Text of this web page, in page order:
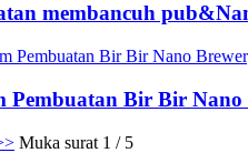
membancuh
Pembuatan Bir Bir
Muka surat 1 / 5